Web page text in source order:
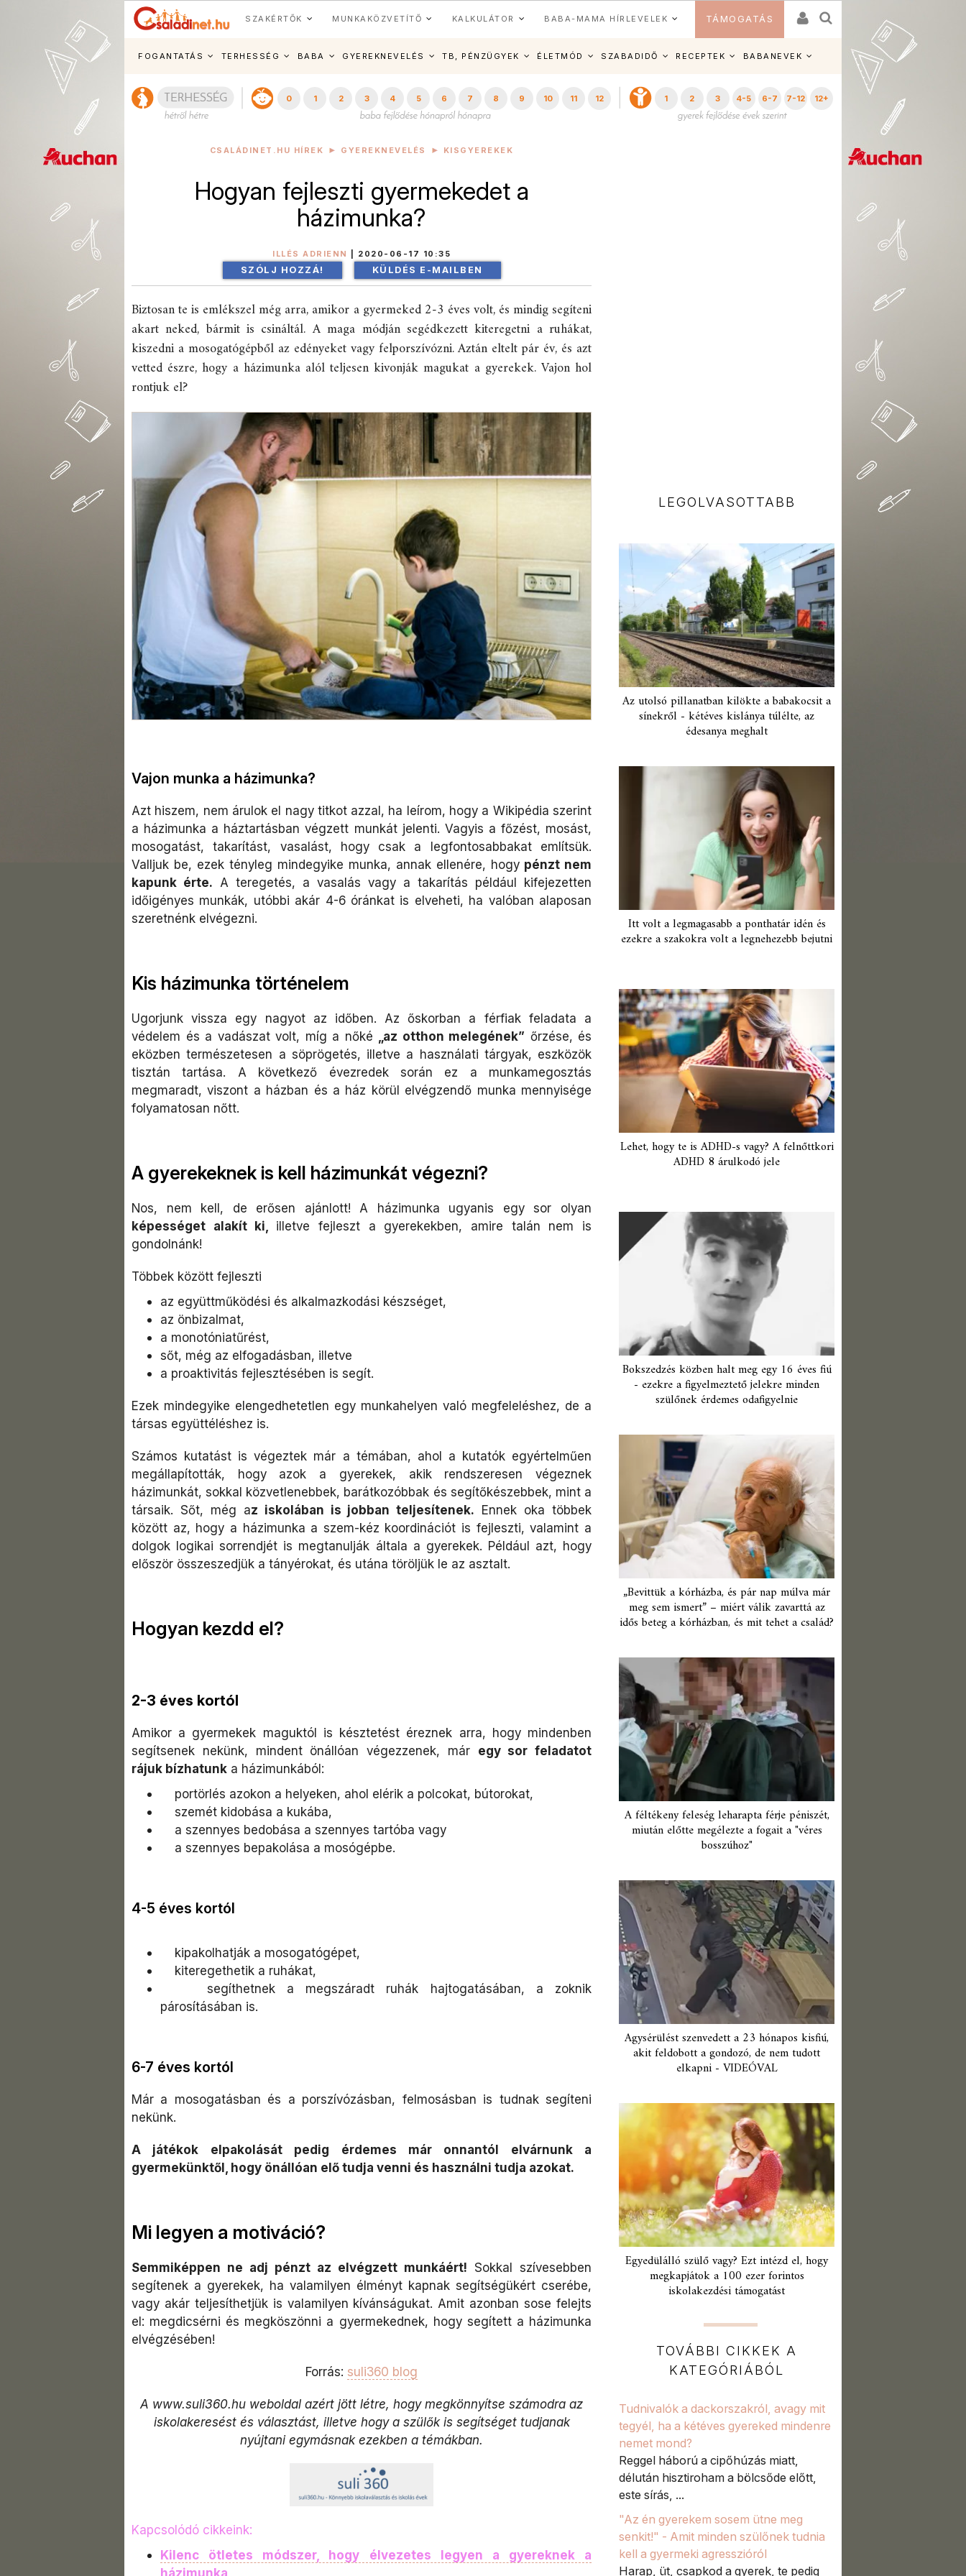
SZAKÉRTŐK MUNKAKÖZVETÍTŐ KALKULÁTOR BABA-MAMA HÍRLEVELEK TÁMOGATÁS
FOGANTATÁS TERHESSÉG BABA GYEREKNEVELÉS TB, PÉNZÜGYEK ÉLETMÓD SZABADIDŐ RECEPTEK BABANEVEK
0 1 2 3 4 5 6 7 8 9 10 11 12 1 2 3 4-5 6-7 7-12 12+
CSALÁDINET.HU HÍREK GYEREKNEVELÉS KISGYEREKEK
Hogyan fejleszti gyermekedet a
házimunka?
ILLÉS ADRIENN 2020-06-17 10:35
SZÓLJ HOZZÁ! KÜLDÉS E-MAILBEN
Biztosan te is emlékszel még arra, amikor a gyermeked 2-3 éves volt, és mindig segíteni
akart neked, bármit is csináltál. A maga módján segédkezett kiteregetni a ruhákat,
kiszedni a mosogatógépből az edényeket vagy felporszívózni. Aztán eltelt pár év, és azt
vetted észre, hogy a házimunka alól teljesen kivonják magukat a gyerekek. Vajon hol
rontjuk el?
Vajon munka a házimunka?
Azt hiszem, nem árulok el nagy titkot azzal, ha leírom, hogy a Wikipédia szerint
a házimunka a háztartásban végzett munkát jelenti. Vagyis a főzést, mosást,
mosogatást, takarítást, vasalást, hogy csak a legfontosabbakat említsük.
Valljuk be, ezek tényleg mindegyike munka, annak ellenére, hogy pénzt nem
kapunk érte. A teregetés, a vasalás vagy a takarítás például kifejezetten
időigényes munkák, utóbbi akár 4-6 óránkat is elveheti, ha valóban alaposan
szeretnénk elvégezni.
Kis házimunka történelem
Ugorjunk vissza egy nagyot az időben. Az őskorban a férfiak feladata a
védelem és a vadászat volt, míg a nőké
„az otthon melegének” őrzése, és
eközben természetesen a söprögetés, illetve a használati tárgyak, eszközök
tisztán tartása. A következő évezredek során ez a munkamegosztás
megmaradt, viszont a házban és a ház körül elvégzendő munka mennyisége
folyamatosan nőtt.
A gyerekeknek is kell házimunkát végezni?
Nos, nem kell, de erősen ajánlott! A házimunka ugyanis egy sor olyan
képességet alakít ki, illetve fejleszt a gyerekekben, amire talán nem is
gondolnánk!
Többek között fejleszti
az együttműködési és alkalmazkodási készséget,
az önbizalmat,
a monotóniatűrést,
sőt, még az elfogadásban, illetve
a proaktivitás fejlesztésében is segít.
Ezek mindegyike elengedhetetlen egy munkahelyen való megfeleléshez, de a
társas együttéléshez is.
Számos kutatást is végeztek már a témában, ahol a kutatók egyértelműen
megállapították, hogy azok a gyerekek, akik rendszeresen végeznek
házimunkát, sokkal közvetlenebbek, barátkozóbbak és segítőkészebbek, mint a
társaik. Sőt, még az iskolában is jobban teljesítenek. Ennek oka többek
között az, hogy a házimunka a szem-kéz koordinációt is fejleszti, valamint a
dolgok logikai sorrendjét is megtanulják általa a gyerekek. Például azt, hogy
először összeszedjük a tányérokat, és utána töröljük le az asztalt.
Hogyan kezdd el?
2-3 éves kortól
Amikor a gyermekek maguktól is késztetést éreznek arra, hogy mindenben
segítsenek nekünk, mindent önállóan végezzenek, már egy sor feladatot
rájuk bízhatunk a házimunkából:
portörlés azokon a helyeken, ahol elérik a polcokat, bútorokat,
szemét kidobása a kukába,
a szennyes bedobása a szennyes tartóba vagy
a szennyes bepakolása a mosógépbe.
4-5 éves kortól
kipakolhatják a mosogatógépet,
kiteregethetik a ruhákat,
segíthetnek a megszáradt ruhák hajtogatásában, a zoknik
párosításában is.
6-7 éves kortól
Már a mosogatásban és a porszívózásban, felmosásban is tudnak segíteni
nekünk.
A játékok elpakolását pedig érdemes már onnantól elvárnunk a
gyermekünktől, hogy önállóan elő tudja venni és használni tudja azokat.
Mi legyen a motiváció?
Semmiképpen ne adj pénzt az elvégzett munkáért! Sokkal szívesebben
segítenek a gyerekek, ha valamilyen élményt kapnak segítségükért cserébe,
vagy akár teljesíthetjük is valamilyen kívánságukat. Amit azonban sose felejts
el: megdicsérni és megköszönni a gyermekednek, hogy segített a házimunka
elvégzésében!
Forrás: suli360 blog
A www.suli360.hu weboldal azért jött létre, hogy megkönnyítse számodra az
iskolakeresést és választást, illetve hogy a szülők is segítséget tudjanak
nyújtani egymásnak ezekben a témákban.
Kapcsolódó cikkeink:
Kilenc ötletes módszer, hogy élvezetes legyen a gyereknek a
házimunka
LEGOLVASOTTABB
Az utolsó pillanatban kilökte a babakocsit a
sínekről - kétéves kislánya túlélte, az
édesanya meghalt
Itt volt a legmagasabb a ponthatár idén és
ezekre a szakokra volt a legnehezebb bejutni
Lehet, hogy te is ADHD-s vagy? A felnőttkori
ADHD 8 árulkodó jele
Bokszedzés közben halt meg egy 16 éves fiú
- ezekre a figyelmeztető jelekre minden
szülőnek érdemes odafigyelnie
„Bevittük a kórházba, és pár nap múlva már
meg sem ismert” – miért válik zavarttá az
idős beteg a kórházban, és mit tehet a család?
A féltékeny feleség leharapta férje péniszét,
miután előtte megélezte a fogait a "véres
bosszúhoz"
Agysérülést szenvedett a 23 hónapos kisfiú,
akit feldobott a gondozó, de nem tudott
elkapni - VIDEÓVAL
Egyedülálló szülő vagy? Ezt intézd el, hogy
megkapjátok a 100 ezer forintos
iskolakezdési támogatást
TOVÁBBI CIKKEK A
KATEGÓRIÁBÓL
Tudnivalók a dackorszakról, avagy mit
tegyél, ha a kétéves gyereked mindenre
nemet mond?
Reggel háború a cipőhúzás miatt,
délután hisztiroham a bölcsőde előtt,
este sírás, ...
"Az én gyerekem sosem ütne meg
senkit!" - Amit minden szülőnek tudnia
kell a gyermeki agresszióról
Harap, üt, csapkod a gyerek, te pedig